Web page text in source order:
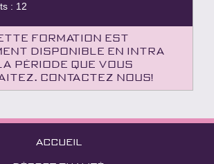
: 12
formation est
disponible en intra
période que vous
Contactez nous!
ACCUEIL